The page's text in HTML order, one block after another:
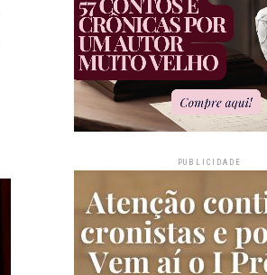
PUBLICIDADE